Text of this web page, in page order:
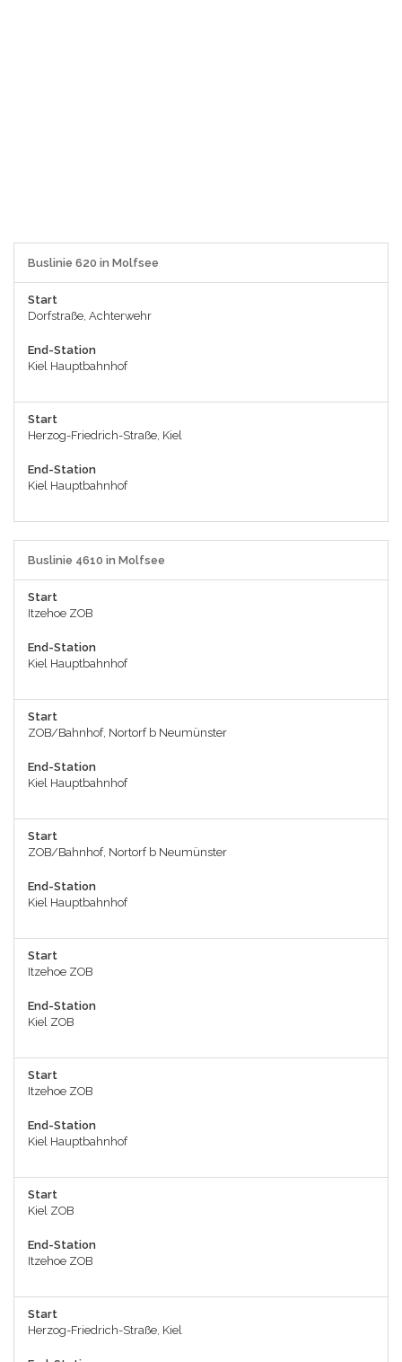
Buslinie 620 in Molfsee
Start
Dorfstraße, Achterwehr
End-Station
Kiel Hauptbahnhof
Start
Herzog-Friedrich-Straße, Kiel
End-Station
Kiel Hauptbahnhof
Buslinie 4610 in Molfsee
Start
Itzehoe ZOB
End-Station
Kiel Hauptbahnhof
Start
ZOB/Bahnhof, Nortorf b Neumünster
End-Station
Kiel Hauptbahnhof
Start
ZOB/Bahnhof, Nortorf b Neumünster
End-Station
Kiel Hauptbahnhof
Start
Itzehoe ZOB
End-Station
Kiel ZOB
Start
Itzehoe ZOB
End-Station
Kiel Hauptbahnhof
Start
Kiel ZOB
End-Station
Itzehoe ZOB
Start
Herzog-Friedrich-Straße, Kiel